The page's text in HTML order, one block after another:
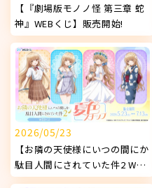
【『劇場版モノノ怪 第三章 蛇
神』WEBくじ】販売開始!
2026/05/23
【お隣の天使様にいつの間にか
駄目人間にされていた件2 WEB
くじ ～夏色スナップ～】販売